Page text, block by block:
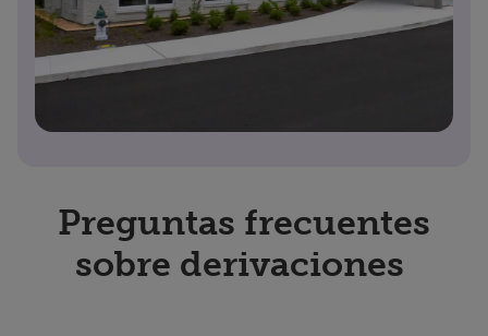
Preguntas frecuentes
sobre derivaciones